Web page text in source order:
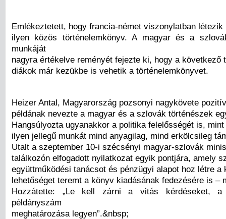
Emlékeztetett, hogy francia-német viszonylatban létezik
ilyen közös történelemkönyv. A magyar és a
munkáját
nagyra értékelve reményét fejezte ki, hogy a következő
diákok már kezükbe is vehetik a történelemkönyvet.
Heizer Antal, Magyarország pozsonyi nagykövete pozitív
példának nevezte a magyar és a szlovák történészek
Hangsúlyozta ugyanakkor a politika felelősségét is,
ilyen jellegű munkát mind anyagilag, mind erkölcsileg
Utalt a szeptember 10-i szécsényi magyar-szlovák
találkozón elfogadott nyilatkozat egyik pontjára, amely
együttműködési tanácsot és pénzügyi alapot hoz létre a
lehetőséget teremt a könyv kiadásának fedezésére is –
Hozzátette: „Le kell zárni a vitás kérdéseket,
példányszám
meghatározása legyen”.&nbsp;